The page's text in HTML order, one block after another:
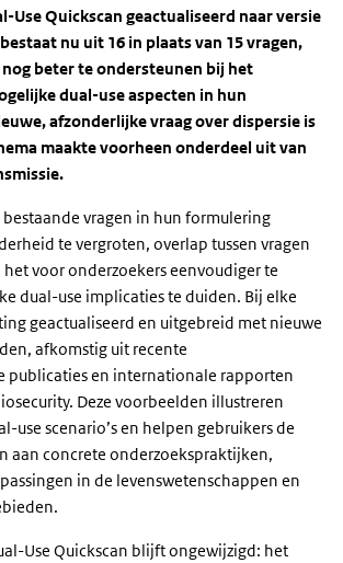
Use Quickscan geactualiseerd naar versie
nu uit 16 in plaats van 15 vragen,
beter te ondersteunen bij het
dual-use aspecten in hun
afzonderlijke vraag over dispersie is
maakte voorheen onderdeel uit van
bestaande vragen in hun formulering
te vergroten, overlap tussen vragen
voor onderzoekers eenvoudiger te
dual-use implicaties te duiden. Bij elke
geactualiseerd en uitgebreid met nieuwe
afkomstig uit recente
publicaties en internationale rapporten
Deze voorbeelden illustreren
use scenario’s en helpen gebruikers de
aan concrete onderzoekspraktijken,
in de levenswetenschappen en
Use Quickscan blijft ongewijzigd: het